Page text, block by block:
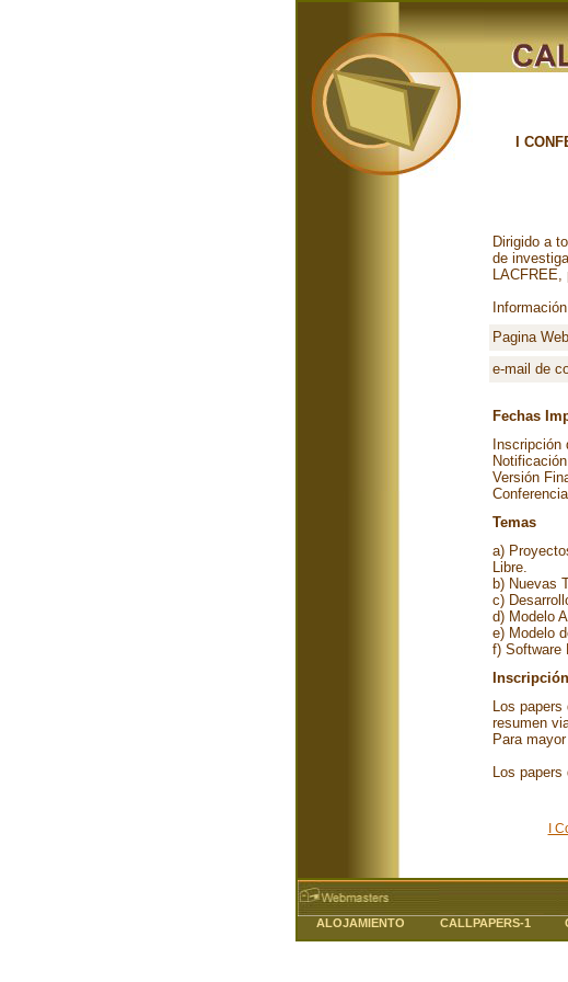
I
Dirigido a
de
LACFREE,
Pagina
e-mail de
Fechas
Inscripción
Versión
Temas
a)
Libre.
b) Nuevas
c)
d) Modelo
e) Modelo
f) Software
Los
resumen
Para
Los
I
ALOJAMIENTO CALLPAPERS-1